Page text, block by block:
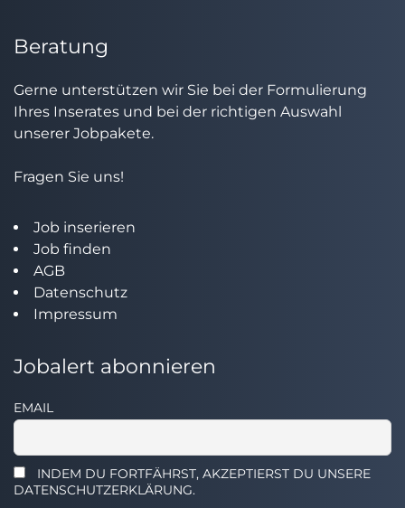
Beratung
Gerne unterstützen wir Sie bei der Formulierung
Ihres Inserates und bei der richtigen Auswahl
unserer Jobpakete.
Fragen Sie uns!
Job inserieren
Job finden
AGB
Datenschutz
Impressum
Jobalert abonnieren
EMAIL
INDEM DU FORTFÄHRST, AKZEPTIERST DU UNSERE
DATENSCHUTZERKLÄRUNG.